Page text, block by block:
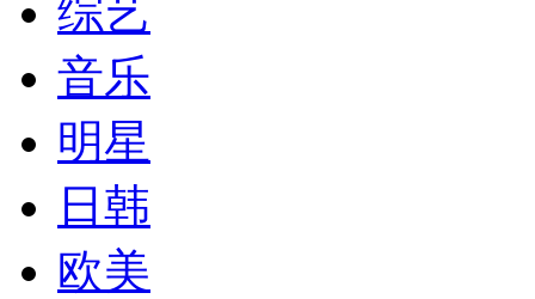
综艺
音乐
明星
日韩
欧美